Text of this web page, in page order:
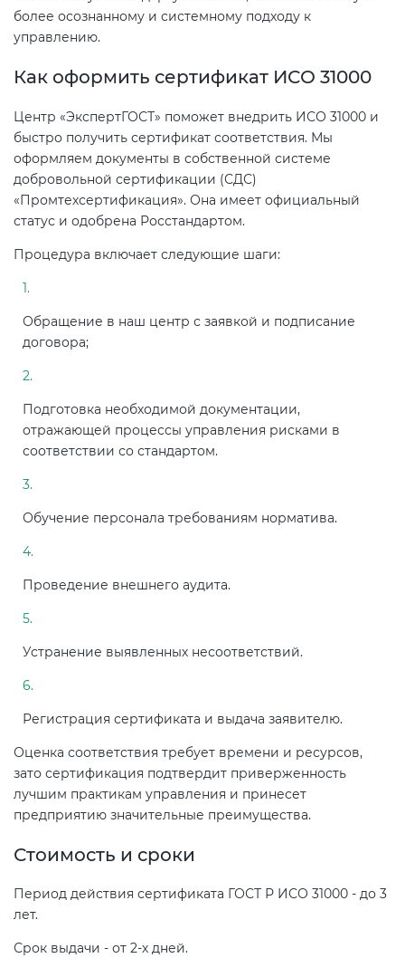
более осознанному и системному подходу к
управлению.
Как оформить сертификат ИСО 31000
Центр «ЭкспертГОСТ» поможет внедрить ИСО 31000 и
быстро получить сертификат соответствия. Мы
оформляем документы в собственной системе
добровольной сертификации (СДС)
«Промтехсертификация». Она имеет официальный
статус и одобрена Росстандартом.
Процедура включает следующие шаги:
Обращение в наш центр с заявкой и подписание
договора;
Подготовка необходимой документации,
отражающей процессы управления рисками в
соответствии со стандартом.
Обучение персонала требованиям норматива.
Проведение внешнего аудита.
Устранение выявленных несоответствий.
Регистрация сертификата и выдача заявителю.
Оценка соответствия требует времени и ресурсов,
зато сертификация подтвердит приверженность
лучшим практикам управления и принесет
предприятию значительные преимущества.
Стоимость и сроки
Период действия сертификата ГОСТ Р ИСО 31000 - до 3
лет.
Срок выдачи - от 2-х дней.